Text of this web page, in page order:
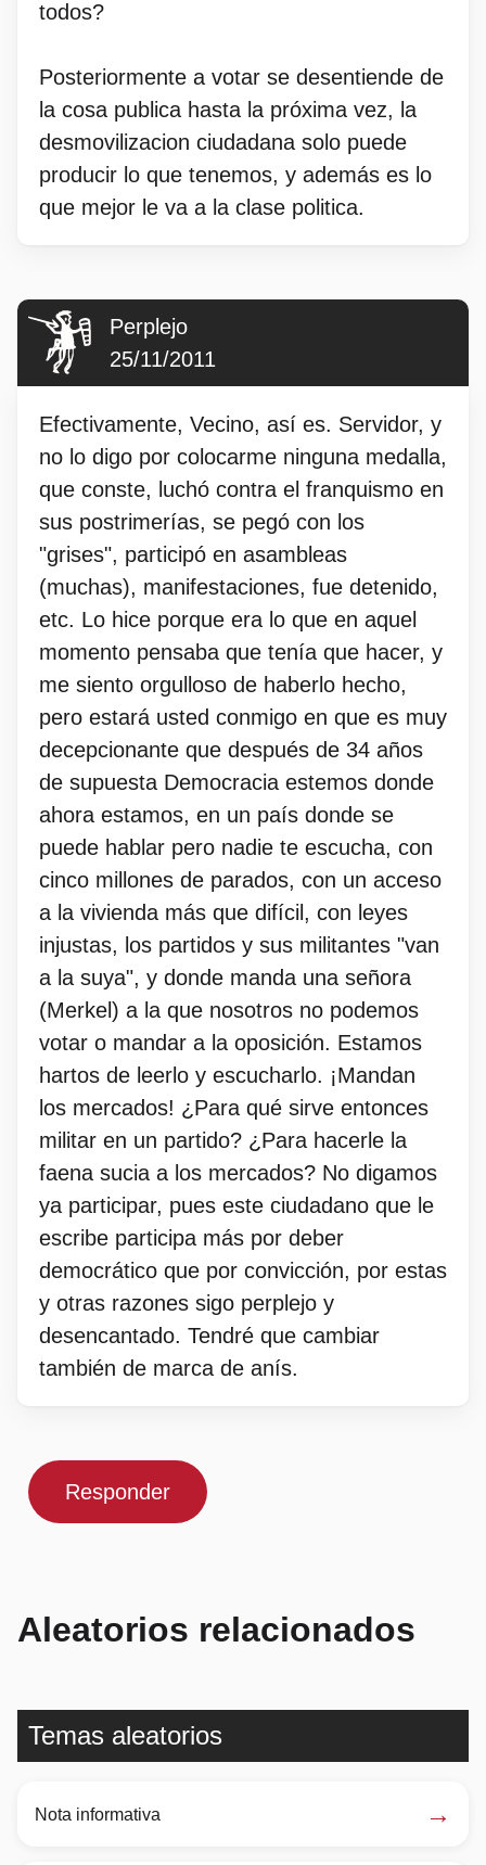
todos?
Posteriormente a votar se desentiende de
la cosa publica hasta la próxima vez, la
desmovilizacion ciudadana solo puede
producir lo que tenemos, y además es lo
que mejor le va a la clase politica.
Perplejo
25/11/2011
Efectivamente, Vecino, así es. Servidor, y
no lo digo por colocarme ninguna medalla,
que conste, luchó contra el franquismo en
sus postrimerías, se pegó con los
"grises", participó en asambleas
(muchas), manifestaciones, fue detenido,
etc. Lo hice porque era lo que en aquel
momento pensaba que tenía que hacer, y
me siento orgulloso de haberlo hecho,
pero estará usted conmigo en que es muy
decepcionante que después de 34 años
de supuesta Democracia estemos donde
ahora estamos, en un país donde se
puede hablar pero nadie te escucha, con
cinco millones de parados, con un acceso
a la vivienda más que difícil, con leyes
injustas, los partidos y sus militantes "van
a la suya", y donde manda una señora
(Merkel) a la que nosotros no podemos
votar o mandar a la oposición. Estamos
hartos de leerlo y escucharlo. ¡Mandan
los mercados! ¿Para qué sirve entonces
militar en un partido? ¿Para hacerle la
faena sucia a los mercados? No digamos
ya participar, pues este ciudadano que le
escribe participa más por deber
democrático que por convicción, por estas
y otras razones sigo perplejo y
desencantado. Tendré que cambiar
también de marca de anís.
Responder
Aleatorios relacionados
Temas aleatorios
Nota informativa →